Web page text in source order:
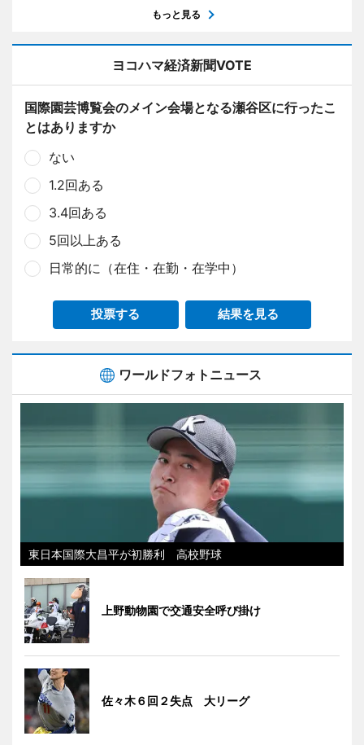
もっと見る
ヨコハマ経済新聞VOTE
国際園芸博覧会のメイン会場となる瀬谷区に行ったこ
とはありますか
ない
1.2回ある
3.4回ある
5回以上ある
日常的に（在住・在勤・在学中）
投票する 結果を見る
ワールドフォトニュース
東日本国際大昌平が初勝利 高校野球
上野動物園で交通安全呼び掛け
佐々木６回２失点 大リーグ